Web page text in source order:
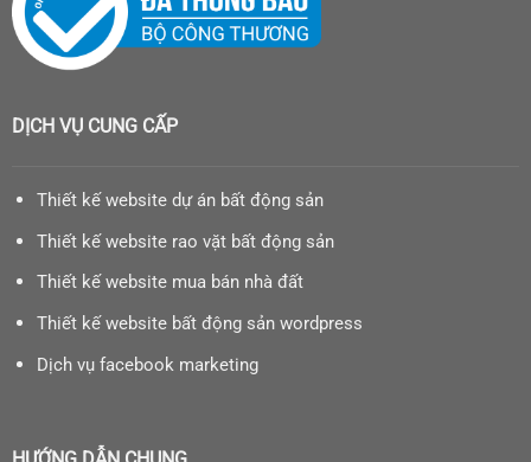
DỊCH VỤ CUNG CẤP
Thiết kế website dự án bất động sản
Thiết kế website rao vặt bất động sản
Thiết kế website mua bán nhà đất
Thiết kế website bất động sản wordpress
Dịch vụ facebook marketing